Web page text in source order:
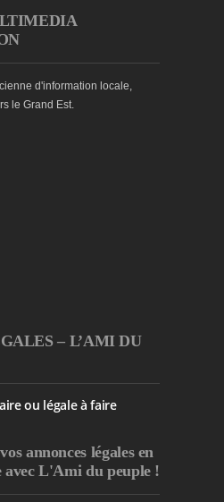
d'information locale,
le Grand Est.
– L’AMI DU
ou légale à faire
vos annonces légales en
avec L'Ami du peuple !